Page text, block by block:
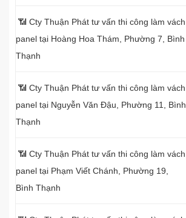
📶 Cty Thuận Phát tư vấn thi công làm vách
panel tại Hoàng Hoa Thám, Phường 7, Bình
Thạnh
📶 Cty Thuận Phát tư vấn thi công làm vách
panel tại Nguyễn Văn Đậu, Phường 11, Bình
Thạnh
📶 Cty Thuận Phát tư vấn thi công làm vách
panel tại Phạm Viết Chánh, Phường 19,
Bình Thạnh